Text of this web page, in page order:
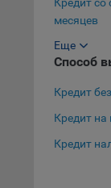
месяцев
Кредит в
Кредит с
Кредит с
Кредит
Кредит
Еще
Способ
Кредит
Кредит на
Кредит